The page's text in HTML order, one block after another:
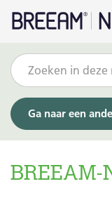
Ga naar een